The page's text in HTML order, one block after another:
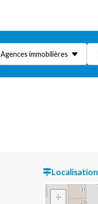
Agences immobilières
Localisation
+